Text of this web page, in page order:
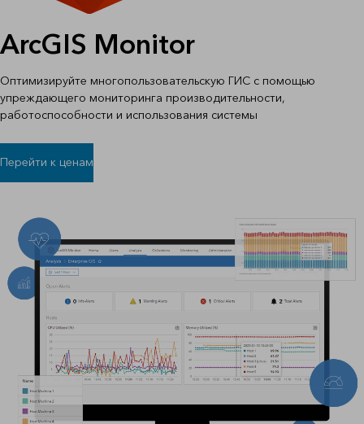
ArcGIS Monitor
Оптимизируйте многопользовательскую ГИС с помощью
упреждающего мониторинга производительности,
работоспособности и использования системы
Перейти к ценам